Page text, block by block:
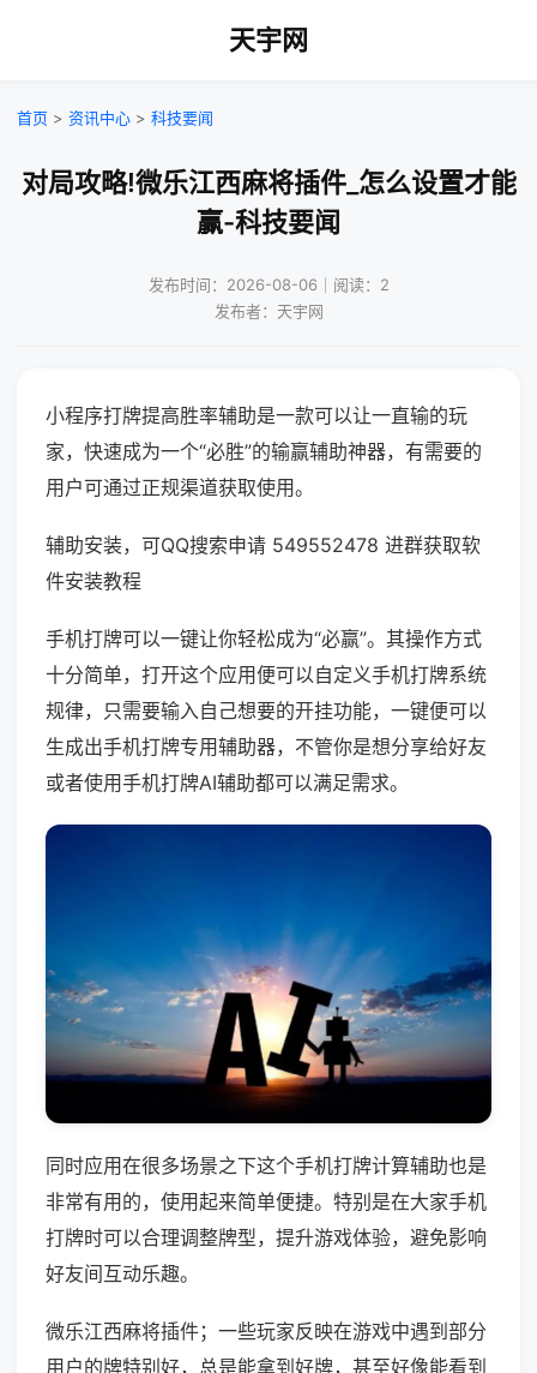
天宇网
首页 > 资讯中心 > 科技要闻
对局攻略!微乐江西麻将插件_怎么设置才能
赢-科技要闻
发布时间：2026-08-06｜阅读：2
发布者：天宇网
小程序打牌提高胜率辅助是一款可以让一直输的玩
家，快速成为一个“必胜”的输赢辅助神器，有需要的
用户可通过正规渠道获取使用。
辅助安装，可QQ搜索申请 549552478 进群获取软
件安装教程
手机打牌可以一键让你轻松成为“必赢”。其操作方式
十分简单，打开这个应用便可以自定义手机打牌系统
规律，只需要输入自己想要的开挂功能，一键便可以
生成出手机打牌专用辅助器，不管你是想分享给好友
或者使用手机打牌AI辅助都可以满足需求。
同时应用在很多场景之下这个手机打牌计算辅助也是
非常有用的，使用起来简单便捷。特别是在大家手机
打牌时可以合理调整牌型，提升游戏体验，避免影响
好友间互动乐趣。
微乐江西麻将插件；一些玩家反映在游戏中遇到部分
用户的牌特别好，总是能拿到好牌，甚至好像能看到